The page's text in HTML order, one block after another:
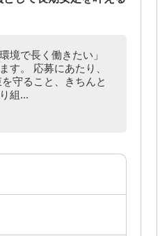
境で長く働きたい」
す。 応募にあたり、
守ること、きちんと
組...